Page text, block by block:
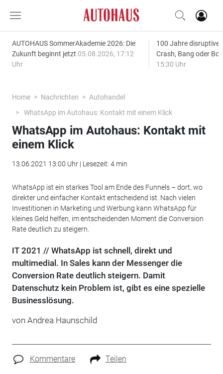
AUTOHAUS SommerAkademie 2026: Die
Zukunft beginnt jetzt 05.08.2026, 17:12
Uhr
100 Jahre disruptive
Crash, Bang oder
15:30 Uhr
Home Nachrichten
Autohandel
WhatsApp im Autohaus: Kontakt mit einem Klick
WhatsApp im Autohaus: Kontakt mit
einem Klick
13.06.2021 13:00 Uhr | Lesezeit: 4 min
WhatsApp ist ein starkes Tool am Ende des Funnels – dort, wo
direkter und einfacher Kontakt entscheidend ist. Nach vielen
Investitionen in Marketing und Werbung kann WhatsApp für
kleines Geld helfen, im entscheidenden Moment die Conversion
Rate deutlich zu steigern.
IT 2021 // WhatsApp ist schnell, direkt und
multimedial. In Sales kann der Messenger die
Conversion Rate deutlich steigern. Damit
Datenschutz kein Problem ist, gibt es eine spezielle
Businesslösung.
von Andrea Haunschild
Kommentare Teilen